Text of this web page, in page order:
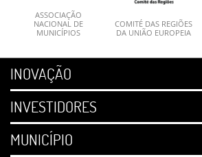
ASSOCIAÇÃO
NACIONAL DE
MUNICÍPIOS
COMITÉ DAS REGIÕES
DA UNIÃO EUROPEIA
INOVAÇÃO
INVESTIDORES
MUNICÍPIO